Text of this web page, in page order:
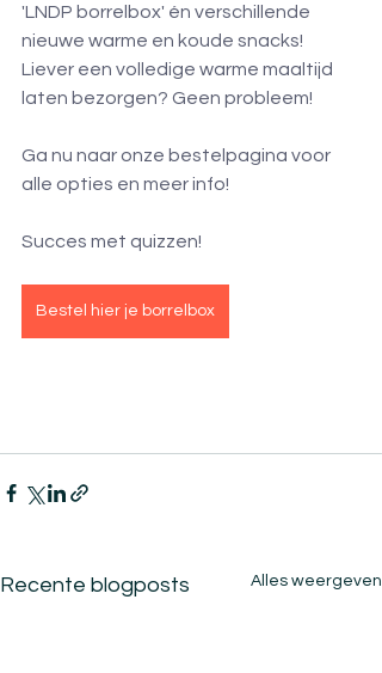
'LNDP borrelbox' én verschillende
nieuwe warme en koude snacks!
Liever een volledige warme maaltijd
laten bezorgen? Geen probleem!
Ga nu naar onze bestelpagina voor
alle opties en meer info!
Succes met quizzen!
Bestel hier je borrelbox
Recente blogposts Alles weergeven